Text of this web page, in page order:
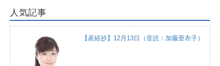
人気記事
【産経抄】12月13日（音読：加藤亜衣子）